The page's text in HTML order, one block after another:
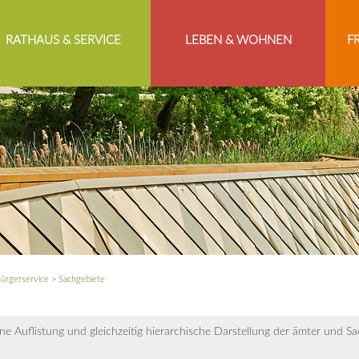
RATHAUS & SERVICE LEBEN & WOHNEN
> Sachgebiete
Auflistung und gleichzeitig hierarchische Darstellung der ämter und